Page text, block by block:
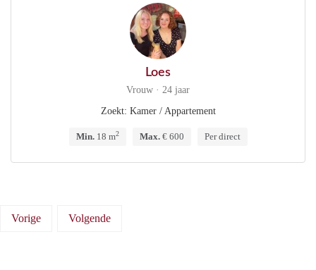
Loes
Vrouw · 24 jaar
Zoekt: Kamer / Appartement
Min.18 m2 Max.€ 600 Per direct
Vorige Volgende